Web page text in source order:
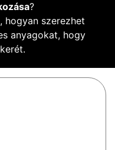
?
hogyan szerezhet
anyagokat, hogy